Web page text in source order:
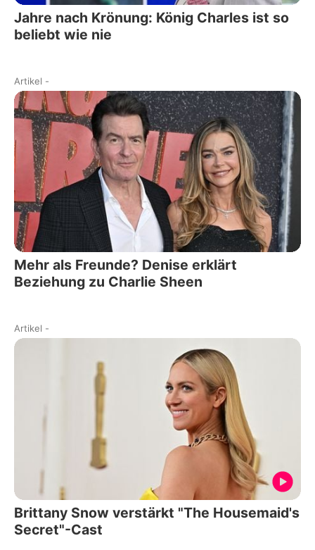
Jahre nach Krönung: König Charles ist so
beliebt wie nie
Artikel -
Mehr als Freunde? Denise erklärt
Beziehung zu Charlie Sheen
Artikel -
Brittany Snow verstärkt "The Housemaid's
Secret"-Cast